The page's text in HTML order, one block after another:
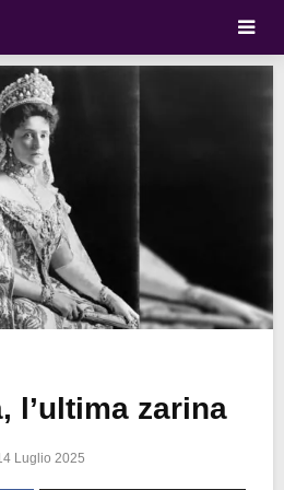
l’ultima zarina
Luglio 2025